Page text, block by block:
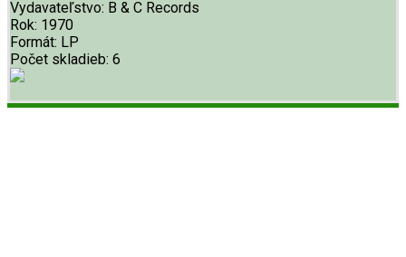
Vydavateľstvo: B & C Records
Rok: 1970
Formát: LP
Počet skladieb: 6